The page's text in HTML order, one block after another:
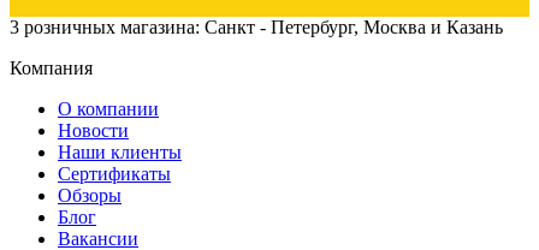
3 розничных магазина: Санкт - Петербург, Москва и Казань
Компания
О компании
Новости
Наши клиенты
Сертификаты
Обзоры
Блог
Вакансии